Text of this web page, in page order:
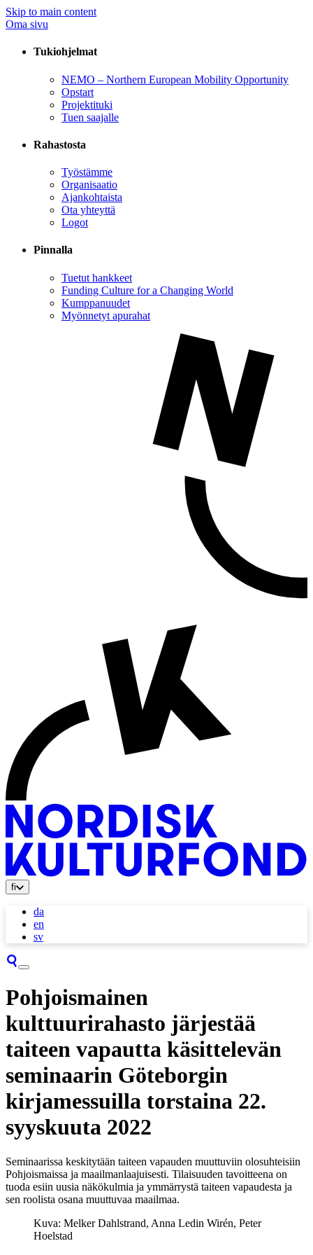
Skip to main content
Oma sivu
Tukiohjelmat
NEMO – Northern European Mobility Opportunity
Opstart
Projektituki
Tuen saajalle
Rahastosta
Työstämme
Organisaatio
Ajankohtaista
Ota yhteyttä
Logot
Pinnalla
Tuetut hankkeet
Funding Culture for a Changing World
Kumppanuudet
Myönnetyt apurahat
fi
da
en
sv
Pohjoismainen
kulttuurirahasto järjestää
taiteen vapautta käsittelevän
seminaarin Göteborgin
kirjamessuilla torstaina 22.
syyskuuta 2022
Seminaarissa keskitytään taiteen vapauden muuttuviin olosuhteisiin
Pohjoismaissa ja maailmanlaajuisesti. Tilaisuuden tavoitteena on
tuoda esiin uusia näkökulmia ja ymmärrystä taiteen vapaudesta ja
sen roolista osana muuttuvaa maailmaa.
Kuva: Melker Dahlstrand, Anna Ledin Wirén, Peter
Hoelstad